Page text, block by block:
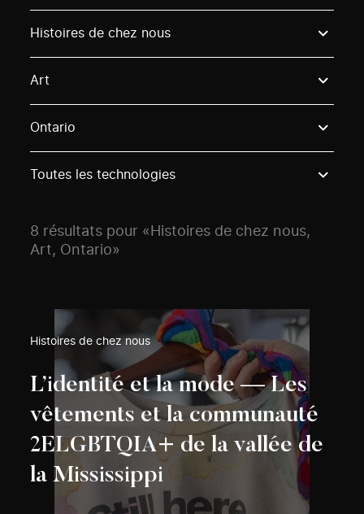
Histoires de chez nous
Art
Ontario
Toutes les technologies
8 résultats pour «Histoires de chez nous,
Art, Ontario»
Histoires de chez nous
L’identité et la mode — Les
vêtements et la communauté
2ELGBTQIA+ de la vallée de
la Mississippi